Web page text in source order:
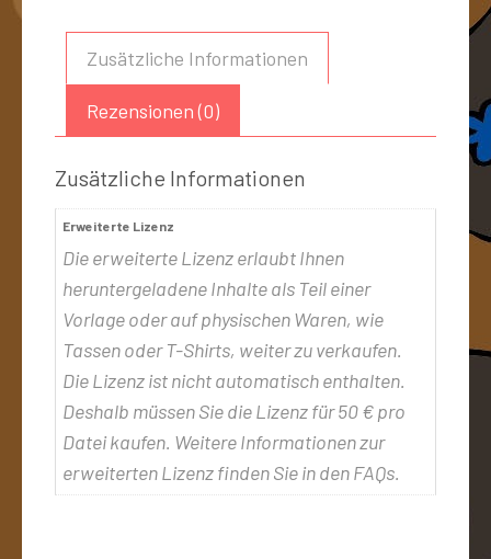
Zusätzliche Informationen
Rezensionen (0)
Zusätzliche Informationen
Erweiterte Lizenz
Die erweiterte Lizenz erlaubt Ihnen
heruntergeladene Inhalte als Teil einer
Vorlage oder auf physischen Waren, wie
Tassen oder T-Shirts, weiter zu verkaufen.
Die Lizenz ist nicht automatisch enthalten.
Deshalb müssen Sie die Lizenz für 50 € pro
Datei kaufen. Weitere Informationen zur
erweiterten Lizenz finden Sie in den FAQs.